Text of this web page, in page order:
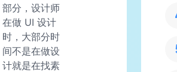
部分，设计师
在做 UI 设计
时，大部分时
间不是在做设
计就是在找素